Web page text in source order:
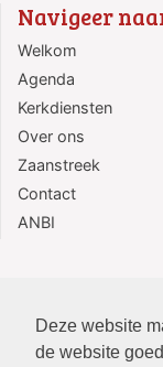
Deze website
de website
Navigeer
Welkom
Agenda
Kerkdiensten
Over ons
Zaanstreek
Contact
ANBI